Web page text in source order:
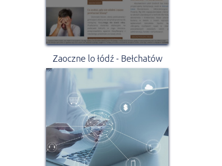
Zaoczne lo łódź - Bełchatów